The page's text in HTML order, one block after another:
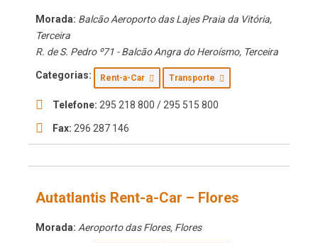
Morada: Balcão Aeroporto das Lajes Praia da Vitória,
Terceira
R. de S. Pedro º71 - Balcão Angra do Heroísmo, Terceira
Categorias: Rent-a-Car Transporte
Telefone: 295 218 800 / 295 515 800
Fax: 296 287 146
Autatlantis Rent-a-Car – Flores
Morada: Aeroporto das Flores, Flores